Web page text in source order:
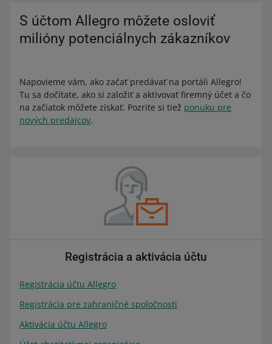
S účtom Allegro môžete osloviť
milióny potenciálnych zákazníkov
Napovieme vám, ako začať predávať na portáli Allegro!
Tu sa dočítate, ako si založiť a aktivovať firemný účet a čo
na začiatok môžete získať. Pozrite si tiež ponuku pre
nových predajcov.
Registrácia a aktivácia účtu
Registrácia účtu Allegro
Registrácia pre zahraničné spoločnosti
Aktivácia účtu Allegro